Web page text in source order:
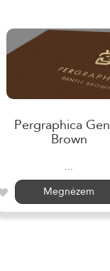
Pergraphica
Brown
...
Megnézem